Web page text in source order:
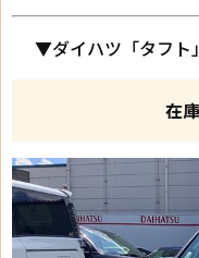
▼ダイハツ「タフト
在